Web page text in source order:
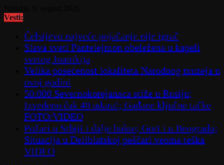
to
Vesti:
Čelsijevo najveće pojačanje nije igrač
Slava sveti Pantelejmon obeležena u kapeli
svetog Joanikija
Velika posećenost lokaliteta Narodnog muzeja u
ovoj godini
50.000 Severnokorejanaca stiže u Rusiju;
Izvedeno čak 40 udara!; Gađane ključne tačke
FOTO/VIDEO
Požari u Srbiji i dalje bukte; Gori i u Beogradu;
Situacija u Deliblatskoj peščari veoma teška
VIDEO